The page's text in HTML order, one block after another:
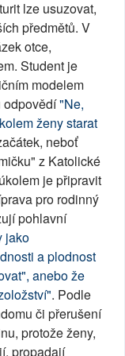
lze usuzovat,
předmětů. V
otce,
Student je
modelem
odpovědí"Ne,
ženy starat
neboť
z Katolické
je připravit
pro rodinný
pohlavní
jako
a plodnost
anebo že
. Podle
či přerušení
protože ženy,
propadají